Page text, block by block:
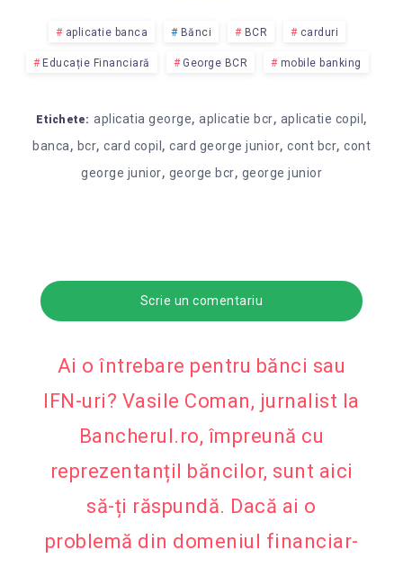
aplicatie banca Bănci BCR carduri
Educație Financiară George BCR mobile banking
Etichete: aplicatia george,aplicatie bcr, aplicatie copil,
banca, bcr, card copil, card george junior, cont bcr, cont
george junior, george bcr, george junior
Scrie un comentariu
Ai o întrebare pentru bănci sau
IFN-uri? Vasile Coman, jurnalist la
Bancherul.ro, împreună cu
reprezentanțiI băncilor, sunt aici
să-ți răspundă. Dacă ai o
problemă din domeniul financiar-